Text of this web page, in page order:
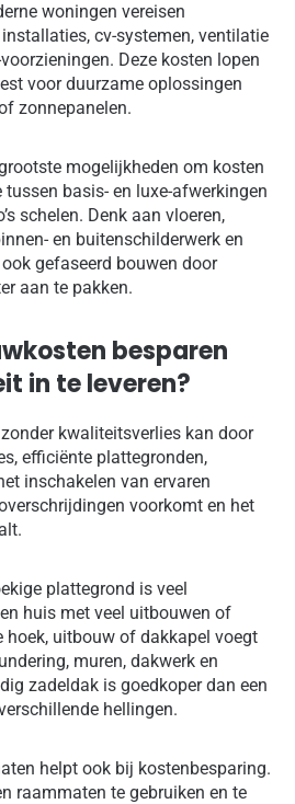
woningen vereisen
cv-systemen, ventilatie
Deze kosten lopen
voor duurzame oplossingen
zonnepanelen.
mogelijkheden om kosten
tussen basis- en luxe-afwerkingen
schelen. Denk aan vloeren,
en buitenschilderwerk en
gefaseerd bouwen door
aan te pakken.
besparen
in te leveren?
kwaliteitsverlies kan door
efficiënte plattegronden,
inschakelen van ervaren
voorkomt en het
plattegrond is veel
huis met veel uitbouwen of
hoek, uitbouw of dakkapel voegt
muren, dakwerk en
zadeldak is goedkoper dan een
hellingen.
helpt ook bij kostenbesparing.
raammaten te gebruiken en te